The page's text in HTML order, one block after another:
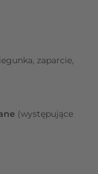
zaparcie,
(występujące